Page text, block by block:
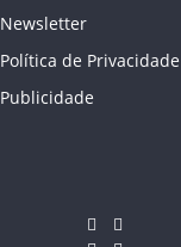
Newsletter
Política de Privacidade
Publicidade